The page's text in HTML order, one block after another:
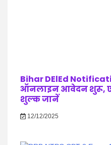
Bihar DElEd
ऑनलाइन आवेदन शुरू,
शुल्क जानें
12/12/2025